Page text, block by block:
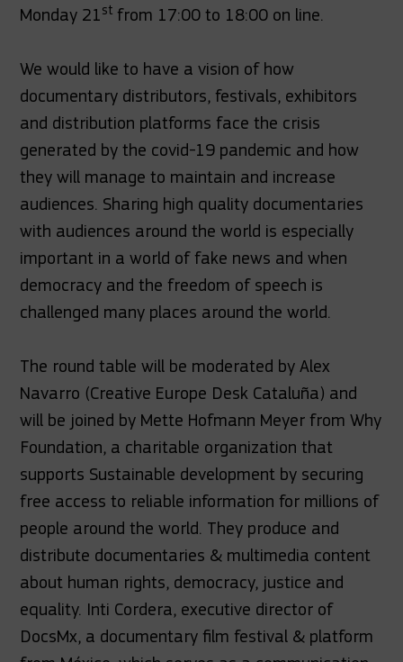
Monday 21st from 17:00 to 18:00 on line.
We would like to have a vision of how
documentary distributors, festivals, exhibitors
and distribution platforms face the crisis
generated by the covid-19 pandemic and how
they will manage to maintain and increase
audiences. Sharing high quality documentaries
with audiences around the world is especially
important in a world of fake news and when
democracy and the freedom of speech is
challenged many places around the world.
The round table will be moderated by Alex
Navarro (Creative Europe Desk Cataluña) and
will be joined by Mette Hofmann Meyer from Why
Foundation, a charitable organization that
supports Sustainable development by securing
free access to reliable information for millions of
people around the world. They produce and
distribute documentaries & multimedia content
about human rights, democracy, justice and
equality. Inti Cordera, executive director of
DocsMx, a documentary film festival & platform